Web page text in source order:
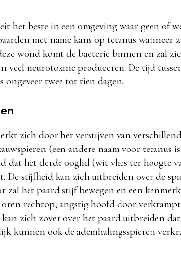
het beste in een omgeving waar geen of
met name kans op tetanus wanneer
wond komt de bacterie binnen en zal
veel neurotoxine produceren. De tijd
ongeveer twee tot tien dagen.
zich door het verstijven van
(een andere naam voor tetanus is
dat het derde ooglid (wit vlies ter hoogte
De stijfheid kan zich uitbreiden over de
zal het paard stijf bewegen en een
rechtop, angstig hoofd door
zich zover over het paard uitbreiden
kunnen ook de ademhalingsspieren